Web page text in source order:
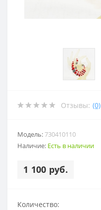
Отзывы: (0)
Модель:730410110
Наличие: Есть в наличии
1 100 руб.
Количество: